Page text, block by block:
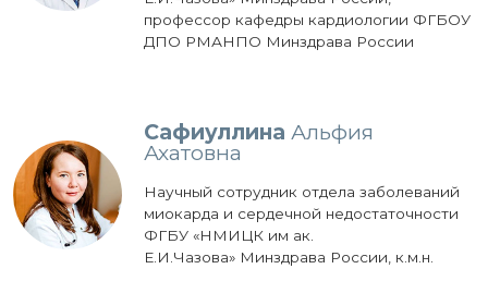
профессор кафедры кардиологии ФГБОУ
ДПО РМАНПО Минздрава России
Сафиуллина Альфия
Ахатовна
Научный сотрудник отдела заболеваний
миокарда и сердечной недостаточности
ФГБУ «НМИЦК им ак.
Е.И.Чазова» Минздрава России, к.м.н.